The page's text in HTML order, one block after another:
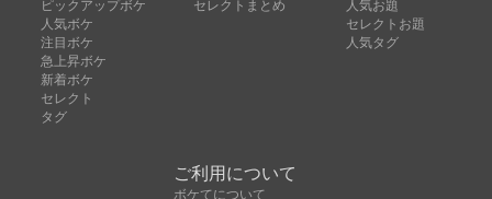
ピックアップボケ
人気ボケ
注目ボケ
急上昇ボケ
新着ボケ
セレクト
タグ
セレクトまとめ
人気お題
セレクトお題
人気タグ
ご利用について
ボケてについて